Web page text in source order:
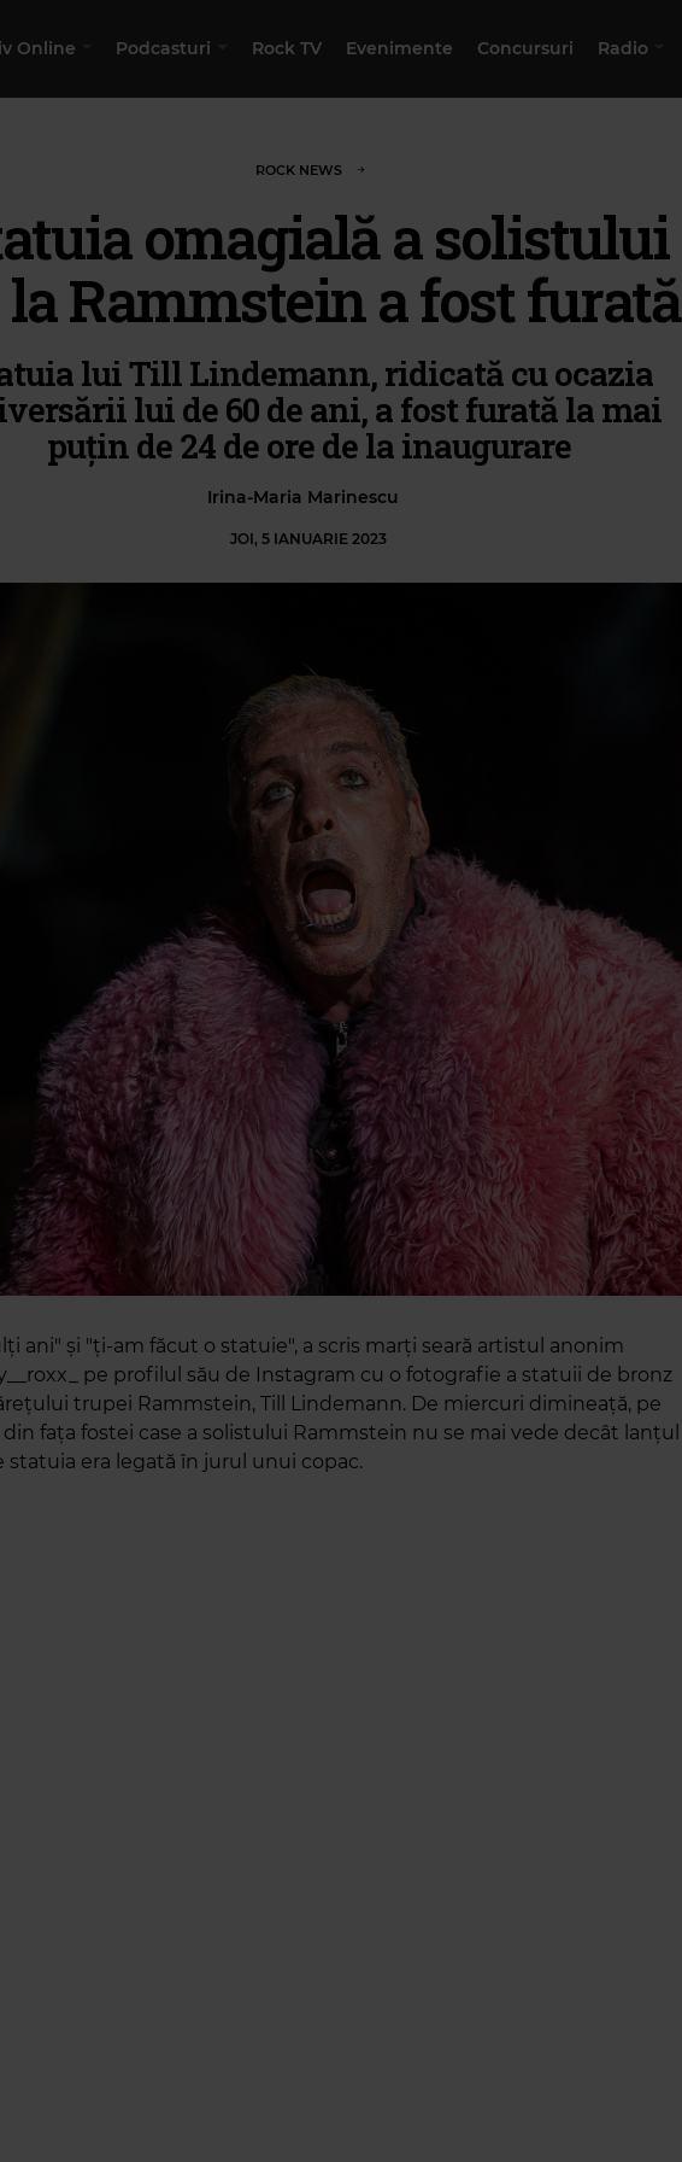
Online Podcasturi Rock TV Evenimente Concursuri Radio
ROCK NEWS
omagială a solistului
la Rammstein a fost furată
lui Till Lindemann, ridicată cu ocazia
lui de 60 de ani, a fost furată la mai
puțin de 24 de ore de la inaugurare
Irina-Maria Marinescu
JOI, 5 IANUARIE 2023
ani" și "ți-am făcut o statuie", a scris marți seară artistul anonim
pe profilul său de Instagram cu o fotografie a statuii de bronz
trupei Rammstein, Till Lindemann. De miercuri dimineață, pe
din fața fostei case a solistului Rammstein nu se mai vede decât lanțul
statuia era legată în jurul unui copac.